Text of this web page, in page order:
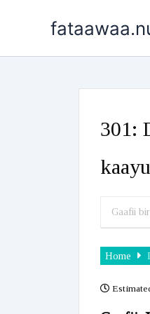
301:
Home